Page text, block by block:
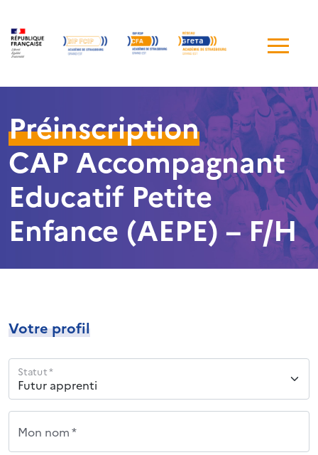
de
Préinscription
CAP Accompagnant
Educatif Petite
Enfance (AEPE) – F/H
Votre profil
Statut *
Mon nom *